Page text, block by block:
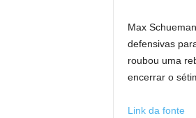
Max
defensivas
roubou uma
encerrar o
Link da fonte